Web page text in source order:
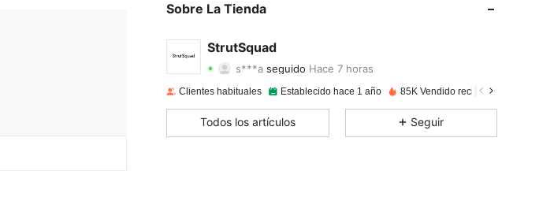
Sobre La Tienda
StrutSquad
s***a seguido
4,92 Calificación 271Artículos
4,92 271 31K
Clientes habituales Establecido hace 1 año 85K Vendido recientemente
Todos los artículos Seguir